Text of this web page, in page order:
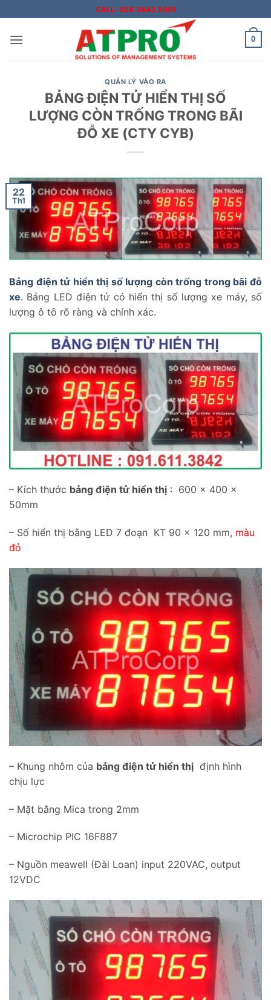
qua
nội
CALL: 028.3842.5001
0
QUẢN LÝ VÀO RA
BẢNG ĐIỆN TỬ HIỂN THỊ SỐ
LƯỢNG CÒN TRỐNG TRONG BÃI
ĐỖ XE (CTY CYB)
22
Th1
Bảng điện tử hiển thị số lượng còn trống trong bãi đỗ
xe. Bảng LED điện tử có hiển thị số lượng xe máy, số
lượng ô tô rõ ràng và chính xác.
– Kích thước bảng điện tử hiển thị : 600 x 400 x
50mm
– Số hiển thị bằng LED 7 đoạn KT 90 x 120 mm, màu
đỏ
– Khung nhôm của bảng điện tử hiển thị định hình
chịu lực
– Mặt bằng Mica trong 2mm
– Microchip PIC 16F887
– Nguồn meawell (Đài Loan) input 220VAC, output
12VDC